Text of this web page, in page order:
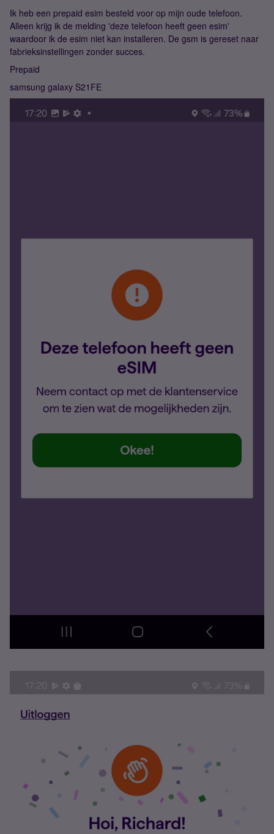
Ik heb een prepaid esim besteld voor op mijn oude telefoon.
Alleen krijg ik de melding 'deze telefoon heeft geen esim'
waardoor ik de esim niet kan installeren. De gsm is gereset naar
fabrieksinstellingen zonder succes.
Prepaid
samsung galaxy S21FE